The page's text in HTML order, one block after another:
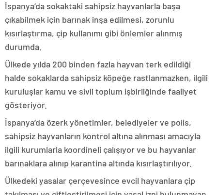
İspanya’da sokaktaki sahipsiz hayvanlarla başa
çıkabilmek için barınak inşa edilmesi, zorunlu
kısırlaştırma, çip kullanımı gibi önlemler alınmış
durumda.
Ülkede yılda 200 binden fazla hayvan terk edildiği
halde sokaklarda sahipsiz köpeğe rastlanmazken, ilgili
kuruluşlar kamu ve sivil toplum işbirliğinde faaliyet
gösteriyor.
İspanya’da özerk yönetimler, belediyeler ve polis,
sahipsiz hayvanların kontrol altına alınması amacıyla
ilgili kurumlarla koordineli çalışıyor ve bu hayvanlar
barınaklara alınıp karantina altında kısırlaştırılıyor.
Ülkedeki yasalar çerçevesince evcil hayvanlara çip